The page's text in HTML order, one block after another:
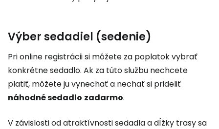
Výber sedadiel (sedenie)
Pri online registrácii si môžete za poplatok vybrať
konkrétne sedadlo. Ak za túto službu nechcete
platiť, môžete ju vynechať a nechať si prideliť
náhodné sedadlo zadarmo.
V závislosti od atraktívnosti sedadla a dĺžky trasy sa